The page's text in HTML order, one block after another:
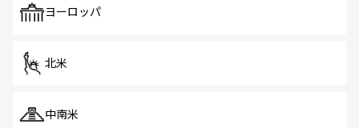
で、ホーカーズは地元の風情を楽しめる外せないスポット
ヨーロッパ
北米
中南米